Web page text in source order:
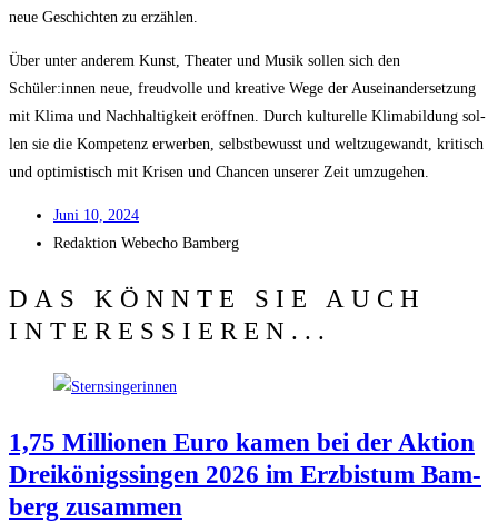
neue Geschich­ten zu erzählen.
Über unter ande­rem Kunst, Thea­ter und Musik sol­len sich den
Schüler:innen neue, freud­vol­le und krea­ti­ve Wege der Aus­ein­an­der­set­zung
mit Kli­ma und Nach­hal­tig­keit eröff­nen. Durch kul­tu­rel­le Kli­ma­bil­dung sol­
len sie die Kom­pe­tenz erwer­ben, selbst­be­wusst und welt­zu­ge­wandt, kri­tisch
und opti­mis­tisch mit Kri­sen und Chan­cen unse­rer Zeit umzugehen.
Juni 10, 2024
Redak­ti­on Web­echo Bamberg
DAS KÖNNTE SIE AUCH
INTERESSIEREN...
1,75 Mil­lio­nen Euro kamen bei der Akti­on
Drei­kö­nigs­sin­gen 2026 im Erz­bis­tum Bam­
berg zusammen